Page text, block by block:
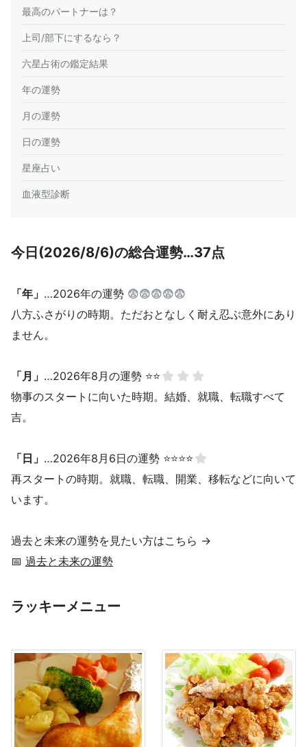
最高のパートナーは？
上司/部下にするなら？
六星占術の鑑定結果
年の運勢
月の運勢
日の運勢
星座占い
血液型診断
今日(2026/8/6)の総合運勢…37点
「年」 …2026年の運勢 😨😨😨😨😨
八方ふさがりの時期。ただおとなしく耐え忍ぶ意外にあり
ません。
「月」 …2026年8月の運勢 ⭐⭐
物事のスタートに向いた時期。結婚、就職、転職すべて
吉。
「日」 …2026年8月6日の運勢 ⭐⭐⭐⭐
再スタートの時期。就職、転職、開業、移転などに向いて
います。
過去と未来の運勢を見たい方はこちら →
📅 過去と未来の運勢
ラッキーメニュー